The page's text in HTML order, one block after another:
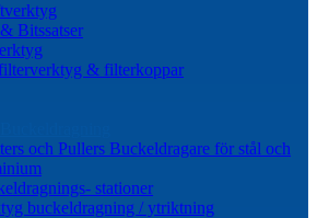
Bitssatser
& filterkoppar
och Pullers Buckeldragare för stål och
stationer
buckeldragning / ytriktning